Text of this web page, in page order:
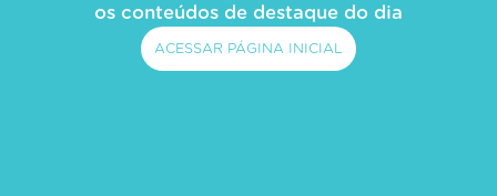
os conteúdos de destaque do dia
ACESSAR PÁGINA INICIAL